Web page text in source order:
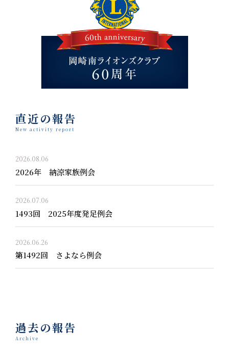
直近の報告
New activity report
2026.08.06
2026年 納涼家族例会
2026.07.06
1493回 2025年度発足例会
2026.06.26
第1492回 さよなら例会
過去の報告
Archive